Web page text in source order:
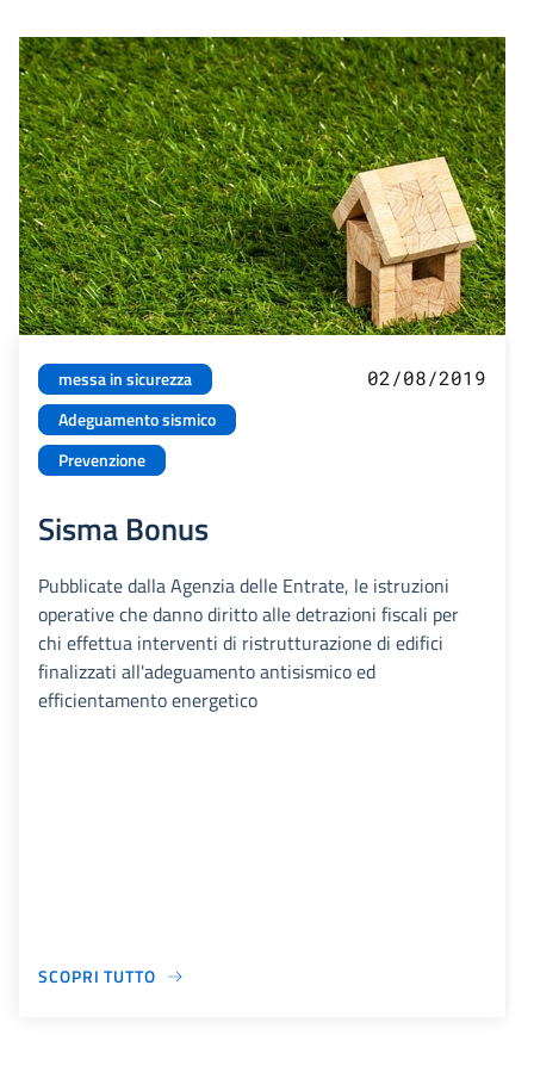
messa in sicurezza
Adeguamento sismico
Prevenzione
02/08/2019
Sisma Bonus
Pubblicate dalla Agenzia delle Entrate, le istruzioni
operative che danno diritto alle detrazioni fiscali per
chi effettua interventi di ristrutturazione di edifici
finalizzati all'adeguamento antisismico ed
efficientamento energetico
SCOPRI TUTTO